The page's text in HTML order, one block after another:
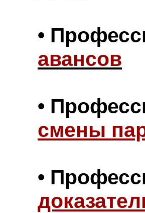
•
авансов
•
смены
•